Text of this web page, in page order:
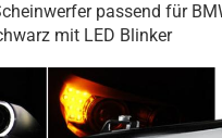
passend für
mit LED Blinker